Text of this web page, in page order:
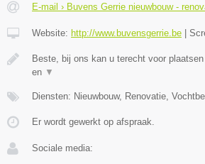
E-mail › Buvens Gerrie nieuwbouw -
Website: http://www.buvensgerrie.be
Beste, bij ons kan u terecht voor
en ▼
Diensten: Nieuwbouw, Renovatie,
Er wordt gewerkt op afspraak.
Sociale media: